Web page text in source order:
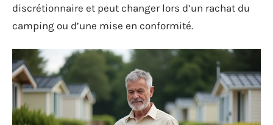
discrétionnaire et peut changer lors d’un rachat du
camping ou d’une mise en conformité.